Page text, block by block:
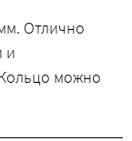
Отлично
и
можно